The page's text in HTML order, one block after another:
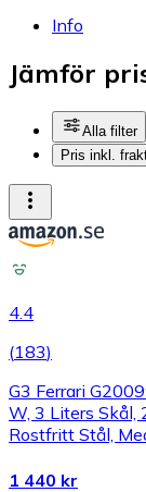
Info
Jämför
Alla filter
Pris inkl.
4.4
(183)
G3 Ferrari
W, 3 Liters Skål,
Rostfritt Stål,
1 440 kr